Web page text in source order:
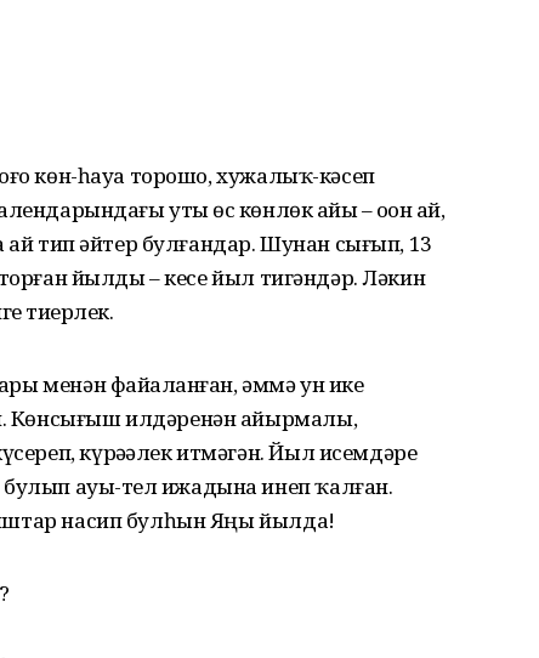
көн-һауа торошо, хужалыҡ-кәсеп
утыҙ өс көнлөк айҙы – оҙон ай,
ай тип әйтер булғандар. Шунан сығып, 13
йылды – кесе йыл тигәндәр. Ләкин
тиерлек.
менән файҙаланған, әммә ун ике
Көнсығыш илдәренән айырмалы,
күрәҙәлек итмәгән. Йыл исемдәре
ауыҙ-тел ижадына инеп ҡалған.
насип булһын Яңы йылда!